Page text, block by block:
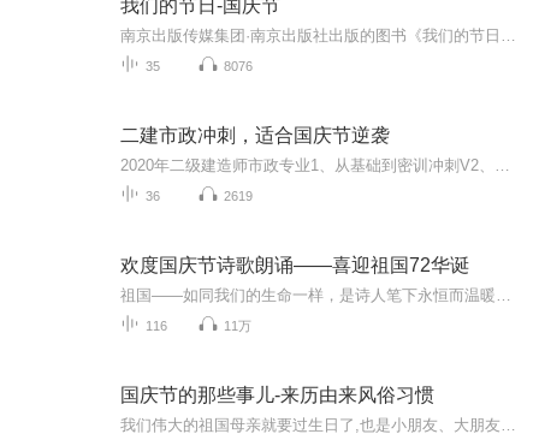
我们的节日-国庆节
35 8076
二建市政冲刺，适合国庆节逆袭
36 2619
欢度国庆节诗歌朗诵——喜迎祖国72华诞
116 11万
国庆节的那些事儿-来历由来风俗习惯